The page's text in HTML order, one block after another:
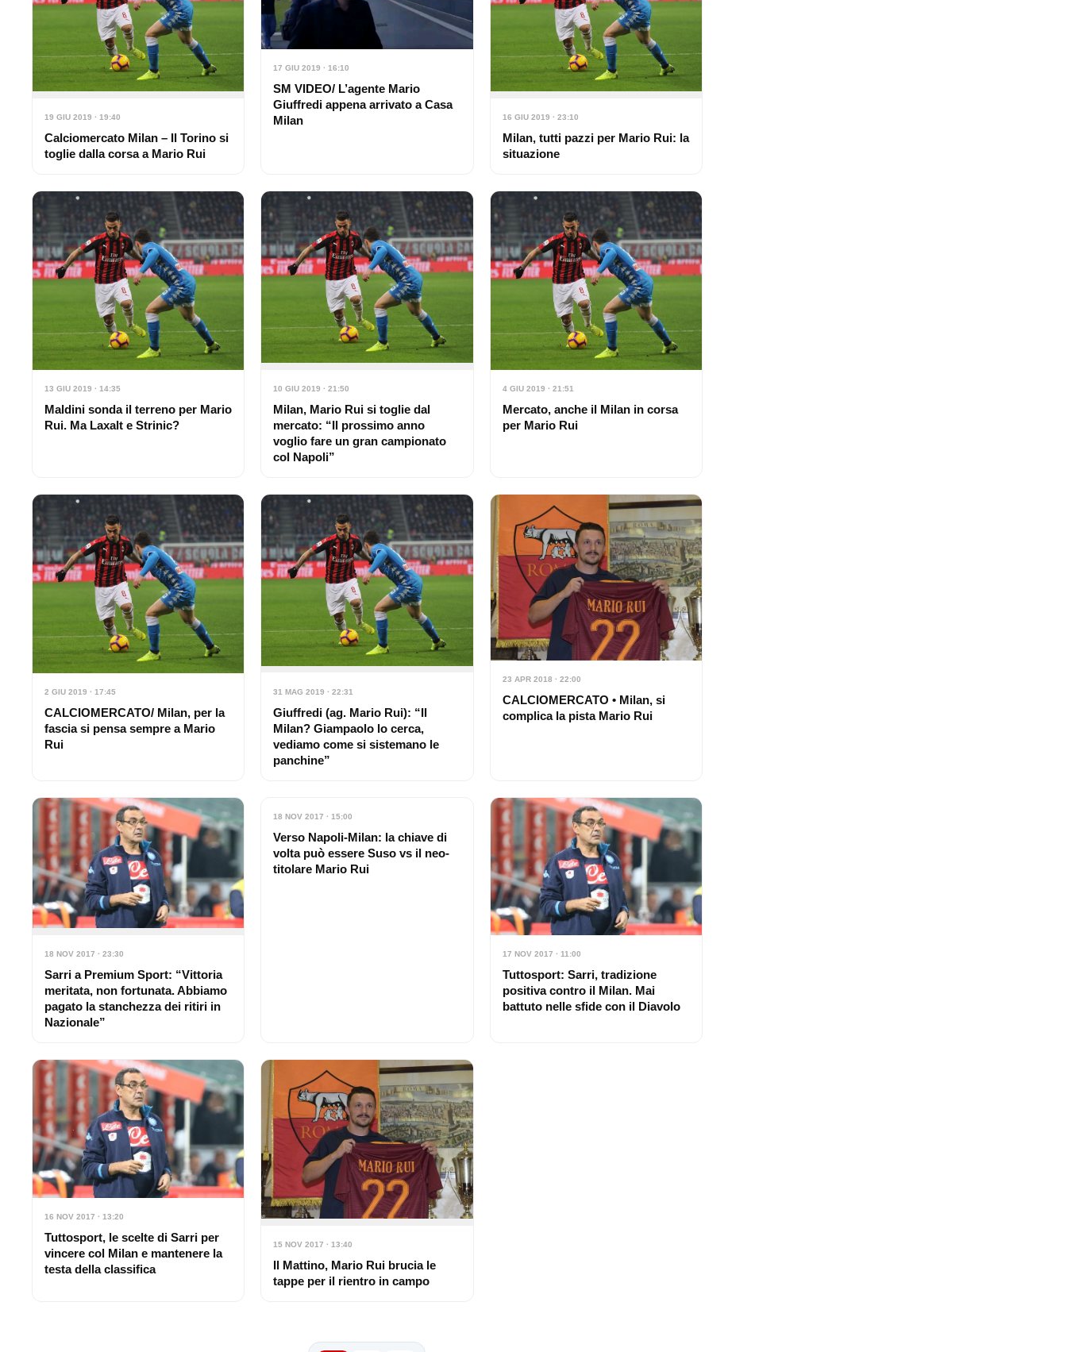
19 GIU 2019 · 19:40
Calciomercato Milan – Il Torino si
toglie dalla corsa a Mario Rui
17 GIU 2019 · 16:10
SM VIDEO/ L’agente Mario
Giuffredi appena arrivato a Casa
Milan
16 GIU 2019 · 23:10
Milan, tutti pazzi per Mario Rui: la
situazione
13 GIU 2019 · 14:35
Maldini sonda il terreno per Mario
Rui. Ma Laxalt e Strinic?
10 GIU 2019 · 21:50
Milan, Mario Rui si toglie dal
mercato: “Il prossimo anno
voglio fare un gran campionato
col Napoli”
4 GIU 2019 · 21:51
Mercato, anche il Milan in corsa
per Mario Rui
2 GIU 2019 · 17:45
CALCIOMERCATO/ Milan, per la
fascia si pensa sempre a Mario
Rui
31 MAG 2019 · 22:31
Giuffredi (ag. Mario Rui): “Il
Milan? Giampaolo lo cerca,
vediamo come si sistemano le
panchine”
23 APR 2018 · 22:00
CALCIOMERCATO • Milan, si
complica la pista Mario Rui
18 NOV 2017 · 23:30
Sarri a Premium Sport: “Vittoria
meritata, non fortunata. Abbiamo
pagato la stanchezza dei ritiri in
Nazionale”
18 NOV 2017 · 15:00
Verso Napoli-Milan: la chiave di
volta può essere Suso vs il neo-
titolare Mario Rui
17 NOV 2017 · 11:00
Tuttosport: Sarri, tradizione
positiva contro il Milan. Mai
battuto nelle sfide con il Diavolo
16 NOV 2017 · 13:20
Tuttosport, le scelte di Sarri per
vincere col Milan e mantenere la
testa della classifica
15 NOV 2017 · 13:40
Il Mattino, Mario Rui brucia le
tappe per il rientro in campo